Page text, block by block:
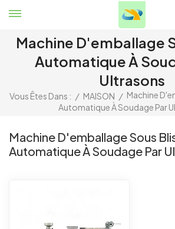
Machine D'emballage
Automatique À
Ultrasons
Vous Êtes Dans : / MAISON / Machine
Automatique À Soudage Par
Machine D'emballage Sous
Automatique À Soudage Par